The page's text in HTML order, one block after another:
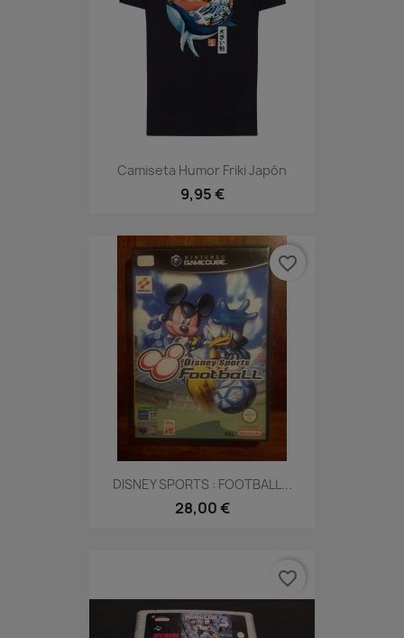
Camiseta Humor Friki Japón
9,95 €
DISNEY SPORTS : FOOTBALL...
28,00 €
favorite_border
favorite_border